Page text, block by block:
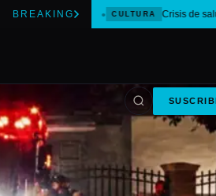
BREAKING CULTURA Crisis de